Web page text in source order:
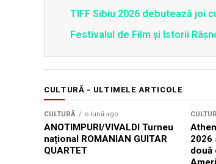
TIFF Sibiu 2026 debutează joi
Festivalul de Film şi Istorii
CULTURĂ - ULTIMELE ARTICOLE
CULTURĂ o lună ago
ANOTIMPURI/VIVALDI Turneu
național ROMANIAN GUITAR
QUARTET
2026
două